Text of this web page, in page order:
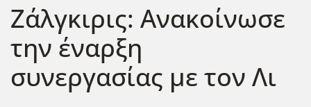
Ζάλγκιρις: Ανακοίνωσε
την έναρξη
συνεργασίας με τον Λι